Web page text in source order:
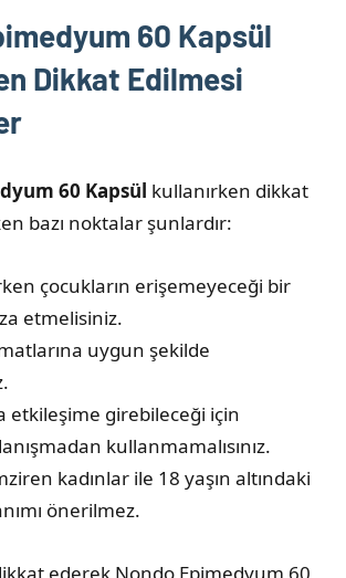
60 Kapsül
Dikkat Edilmesi
60 Kapsül kullanırken dikkat
bazı noktalar şunlardır:
çocukların erişemeyeceği bir
etmelisiniz.
uygun şekilde
etkileşime girebileceği için
kullanmamalısınız.
kadınlar ile 18 yaşın altındaki
önerilmez.